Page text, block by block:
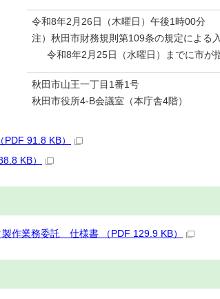
令和8年2月26日（木曜日）午後1時00分
注）秋田市財務規則第109条の規定による
令和8年2月25日（水曜日）までに市が
秋田市山王一丁目1番1号
秋田市役所4-B会議室（本庁舎4階）
91.8 KB）
KB）
作業務委託 仕様書 （PDF 129.9 KB）